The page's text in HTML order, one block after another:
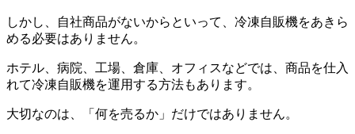
しかし、自社商品がないからといって、冷凍自販機をあきら
める必要はありません。
ホテル、病院、工場、倉庫、オフィスなどでは、商品を仕入
れて冷凍自販機を運用する方法もあります。
大切なのは、「何を売るか」だけではありません。